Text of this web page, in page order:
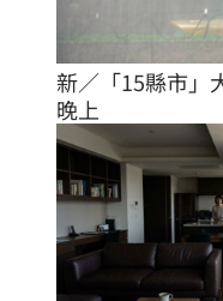
新／「15縣市」
晚上